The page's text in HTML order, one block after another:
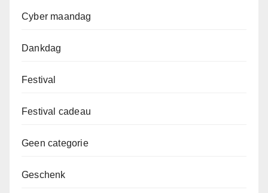
Cyber maandag
Dankdag
Festival
Festival cadeau
Geen categorie
Geschenk